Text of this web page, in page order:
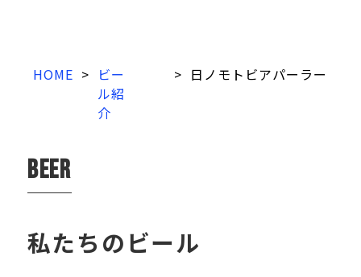
HOME > ビー
ル紹
介
> 日ノモトビアパーラー
beer
私たちのビール